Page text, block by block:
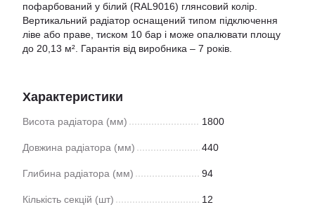
пофарбований у білий (RAL9016) глянсовий колір.
Вертикальний радіатор оснащений типом підключення
ліве або праве, тиском 10 бар і може опалювати площу
до 20,13 м². Гарантія від виробника – 7 років.
Характеристики
Висота радіатора (мм) 1800
Довжина радіатора (мм) 440
Глибина радіатора (мм) 94
Кількість секцій (шт) 12